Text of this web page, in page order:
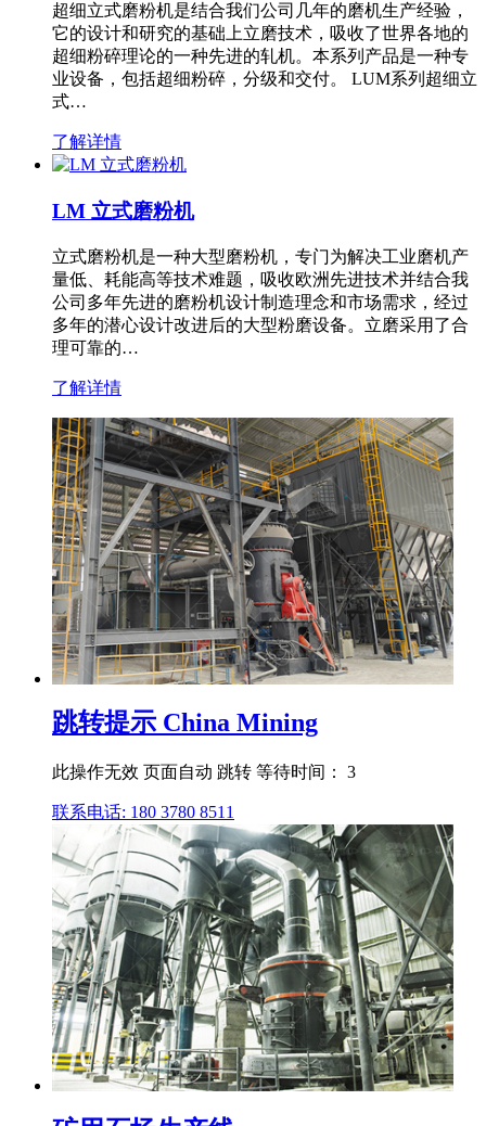
超细立式磨粉机是结合我们公司几年的磨机生产经验，
它的设计和研究的基础上立磨技术，吸收了世界各地的
超细粉碎理论的一种先进的轧机。本系列产品是一种专
业设备，包括超细粉碎，分级和交付。 LUM系列超细立
式…
了解详情
LM 立式磨粉机
立式磨粉机是一种大型磨粉机，专门为解决工业磨机产
量低、耗能高等技术难题，吸收欧洲先进技术并结合我
公司多年先进的磨粉机设计制造理念和市场需求，经过
多年的潜心设计改进后的大型粉磨设备。立磨采用了合
理可靠的…
了解详情
跳转提示 China Mining
此操作无效 页面自动 跳转 等待时间： 3
联系电话: 180 3780 8511